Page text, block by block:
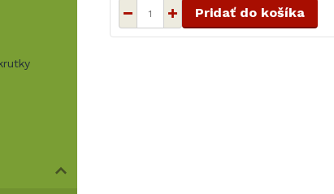
Pridať do košíka